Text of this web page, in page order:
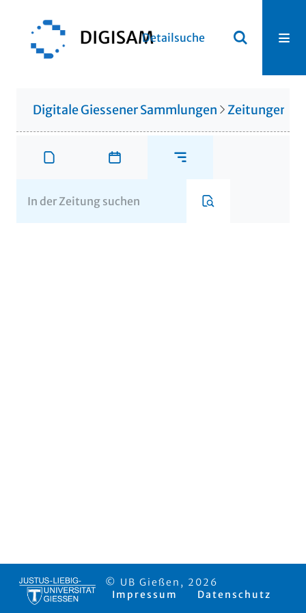
Detailsuche
Digitale Giessener Sammlungen Zeitungen
© UB Gießen, 2026
Impressum
Datenschutz